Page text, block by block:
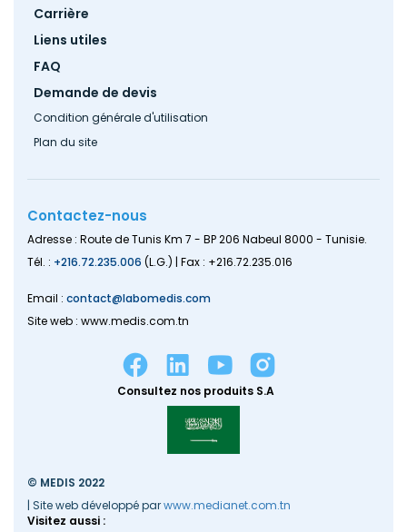
Carrière
Liens utiles
FAQ
Demande de devis
Condition générale d'utilisation
Plan du site
Contactez-nous
Adresse : Route de Tunis Km 7 - BP 206 Nabeul 8000 - Tunisie.
Tél. : +216.72.235.006 (L.G.) | Fax : +216.72.235.016
Email : contact@labomedis.com
Site web : www.medis.com.tn
Consultez nos produits S.A
© MEDIS 2022
| Site web développé parwww.medianet.com.tn
Visitez aussi :